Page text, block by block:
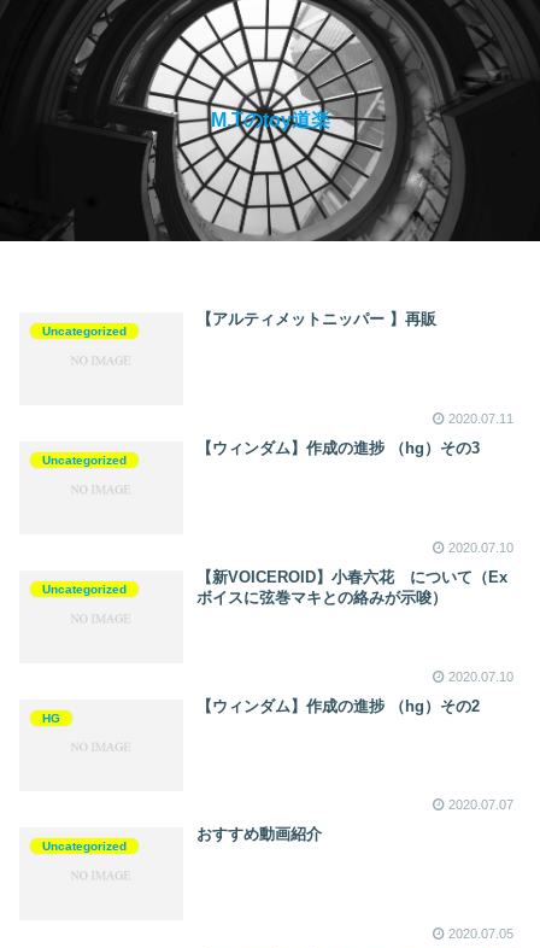
M.Tのtoy道楽
Uncategorized
【アルティメットニッパー 】再販
2020.07.11
Uncategorized
【ウィンダム】作成の進捗 （hg）その3
2020.07.10
Uncategorized
【新VOICEROID】小春六花 について（Ex
ボイスに弦巻マキとの絡みが示唆）
2020.07.10
HG
【ウィンダム】作成の進捗 （hg）その2
2020.07.07
Uncategorized
おすすめ動画紹介
2020.07.05